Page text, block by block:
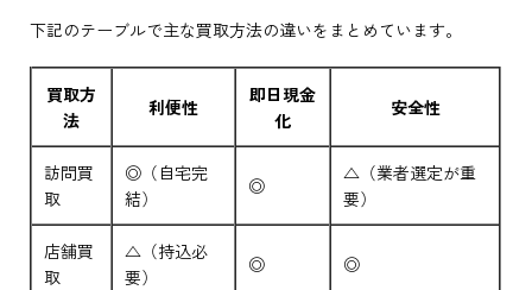
下記のテーブルで主な買取方法の違いをまとめています。
買取方
法
利便性
即日現金
化
安全性
訪問買
取
◎（自宅完
結）
◎
△（業者選定が重
要）
店舗買
取
△（持込必
要）
◎ ◎